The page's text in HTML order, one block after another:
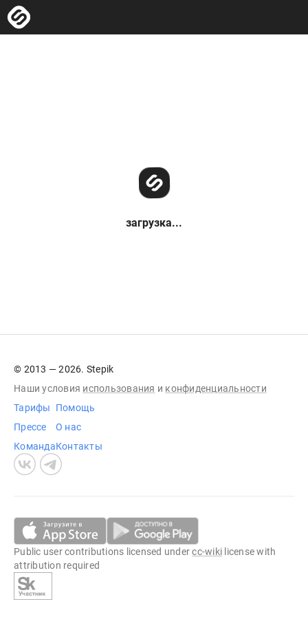
загрузка...
© 2013 — 2026. Stepik
Наши условия использования и конфиденциальности
Тарифы
Прессе
Команда
Помощь
О нас
Контакты
Public user contributions licensed undercc-wiki license with
attribution required